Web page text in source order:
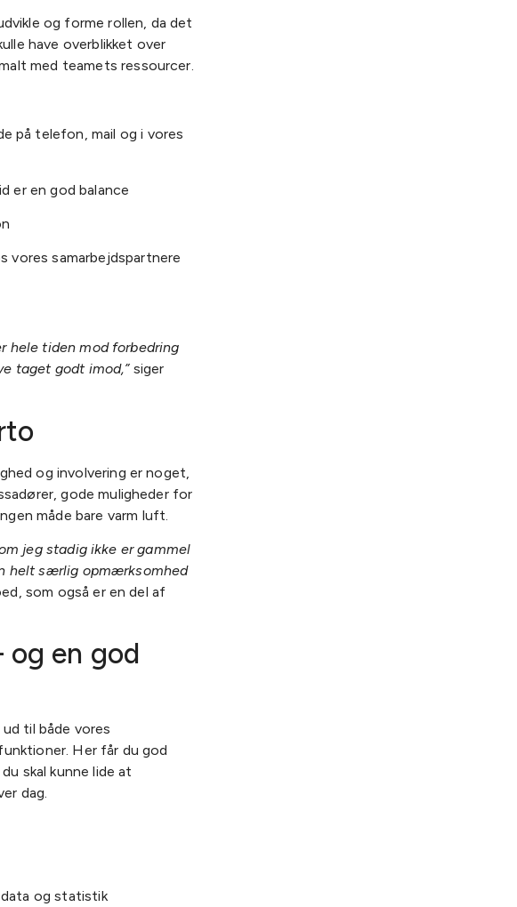
og forme rollen, da det
have overblikket over
med teamets ressourcer.
på telefon, mail og i vores
er en god balance
vores samarbejdspartnere
hele tiden mod forbedring
taget godt imod,”siger
og involvering er noget,
gode muligheder for
måde bare varm luft.
jeg stadig ikke er gammel
helt særlig opmærksomhed
som også er en del af
og en god
til både vores
Her får du god
skal kunne lide at
dag.
data og statistik